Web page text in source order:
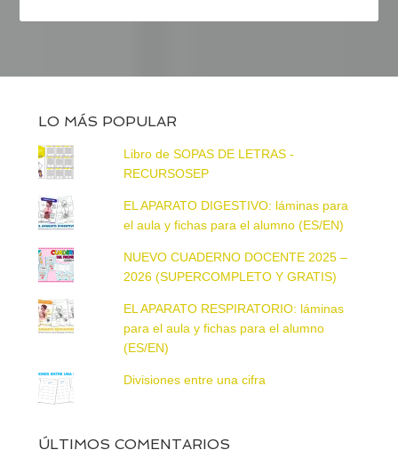
LO MÁS POPULAR
Libro de SOPAS DE LETRAS -
RECURSOSEP
EL APARATO DIGESTIVO: láminas para
el aula y fichas para el alumno (ES/EN)
NUEVO CUADERNO DOCENTE 2025 –
2026 (SUPERCOMPLETO Y GRATIS)
EL APARATO RESPIRATORIO: láminas
para el aula y fichas para el alumno
(ES/EN)
Divisiones entre una cifra
ÚLTIMOS COMENTARIOS